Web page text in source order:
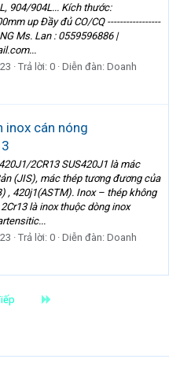
904/904L... Kích thước:
up Đầy đủ CO/CQ -----------------
Ms. Lan : 0559596886 |
Trả lời: 0 Diễn đàn: Doanh
inox cán nóng
2CR13 SUS420J1 là mác
(JIS), mác thép tương đương của
, 420j1(ASTM). Inox – thép không
là inox thuộc dòng inox
Trả lời: 0 Diễn đàn: Doanh